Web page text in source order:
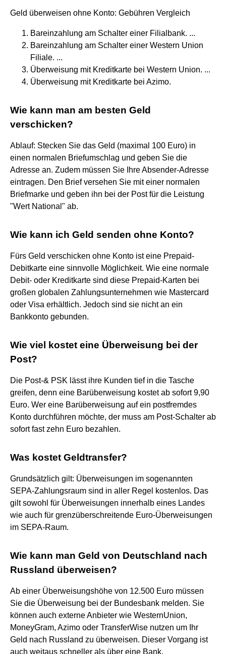
Geld überweisen ohne Konto: Gebühren Vergleich
Bareinzahlung am Schalter einer Filialbank. ...
Bareinzahlung am Schalter einer Western Union
Filiale. ...
Überweisung mit Kreditkarte bei Western Union. ...
Überweisung mit Kreditkarte bei Azimo.
Wie kann man am besten Geld
verschicken?
Ablauf: Stecken Sie das Geld (maximal 100 Euro) in
einen normalen Briefumschlag und geben Sie die
Adresse an. Zudem müssen Sie Ihre Absender-Adresse
eintragen. Den Brief versehen Sie mit einer normalen
Briefmarke und geben ihn bei der Post für die Leistung
"Wert National" ab.
Wie kann ich Geld senden ohne Konto?
Fürs Geld verschicken ohne Konto ist eine Prepaid-
Debitkarte eine sinnvolle Möglichkeit. Wie eine normale
Debit- oder Kreditkarte sind diese Prepaid-Karten bei
großen globalen Zahlungsunternehmen wie Mastercard
oder Visa erhältlich. Jedoch sind sie nicht an ein
Bankkonto gebunden.
Wie viel kostet eine Überweisung bei der
Post?
Die Post-& PSK lässt ihre Kunden tief in die Tasche
greifen, denn eine Barüberweisung kostet ab sofort 9,90
Euro. Wer eine Barüberweisung auf ein postfremdes
Konto durchführen möchte, der muss am Post-Schalter ab
sofort fast zehn Euro bezahlen.
Was kostet Geldtransfer?
Grundsätzlich gilt: Überweisungen im sogenannten
SEPA-Zahlungsraum sind in aller Regel kostenlos. Das
gilt sowohl für Überweisungen innerhalb eines Landes
wie auch für grenzüberschreitende Euro-Überweisungen
im SEPA-Raum.
Wie kann man Geld von Deutschland nach
Russland überweisen?
Ab einer Überweisungshöhe von 12.500 Euro müssen
Sie die Überweisung bei der Bundesbank melden. Sie
können auch externe Anbieter wie WesternUnion,
MoneyGram, Azimo oder TransferWise nutzen um Ihr
Geld nach Russland zu überweisen. Dieser Vorgang ist
auch weitaus schneller als über eine Bank.